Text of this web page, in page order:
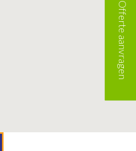
Offerte aanvragen